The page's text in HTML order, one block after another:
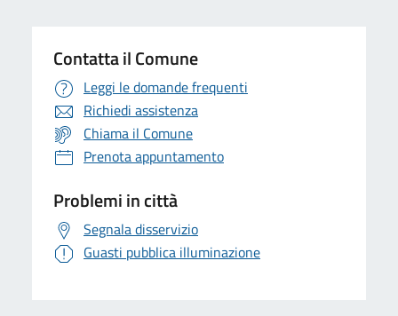
Contatta il Comune
Leggi le domande frequenti
Richiedi assistenza
Chiama il Comune
Prenota appuntamento
Problemi in città
Segnala disservizio
Guasti pubblica illuminazione